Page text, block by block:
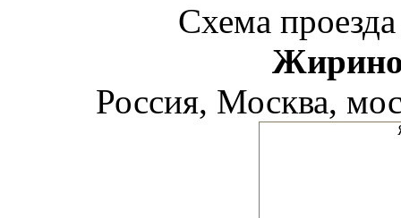
Схема
Россия, Москва,